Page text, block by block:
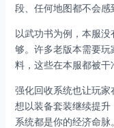
段、任何地图都不会感
以武功书为例，本服
够。许多老版本需要
料，这些在本服都被干
强化回收系统也让玩
想以装备套装继续提升
系统都是你的经济命